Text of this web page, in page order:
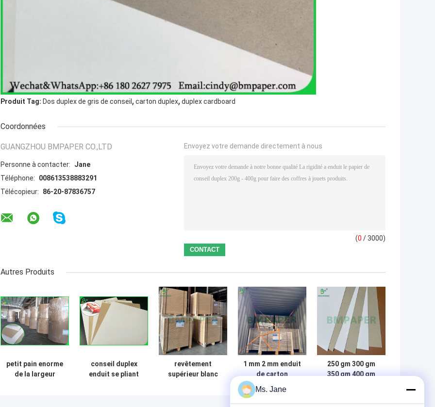
Produit Tag: Dos duplex de gris de conseil , carton duplex, duplex cardboard
Coordonnées
GUANGZHOU BMPAPER CO.,LTD
Personne à contacter:
Jane
Téléphone:
008613538883291
Télécopieur:
86-20-87836757
Envoyez votre demande directement à nous
(0 / 3000)
Autres Produits
petit pain enorme
de la largeur
conseil duplex
enduit se pliant
revêtement
supérieur blanc
1 mm 2 mm enduit
de carton
d'épingles de
couleur blanche
avec dos gris
250 gm 300 gm
350 gm 400 gm
emballages
Ms. Jane